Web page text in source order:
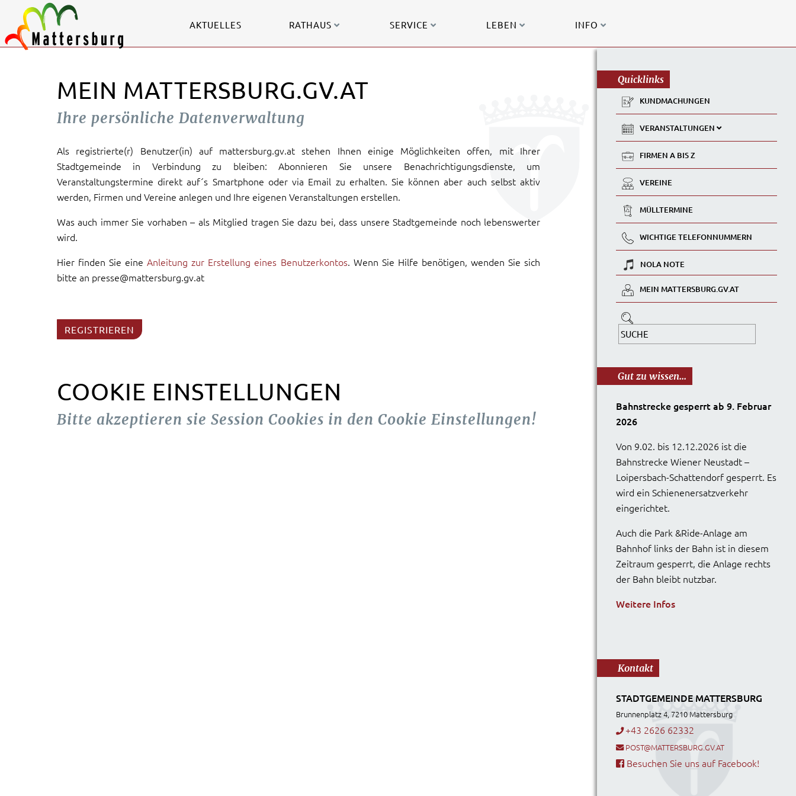
AKTUELLES RATHAUS SERVICE LEBEN INFO
MEIN MATTERSBURG.GV.AT
Ihre persönliche Datenverwaltung
Als registrierte(r) Benutzer(in) auf mattersburg.gv.at stehen Ihnen einige Möglichkeiten offen, mit Ihrer
Stadtgemeinde in Verbindung zu bleiben: Abonnieren Sie unsere Benachrichtigungsdienste, um
Veranstaltungstermine direkt auf´s Smartphone oder via Email zu erhalten. Sie können aber auch selbst aktiv
werden, Firmen und Vereine anlegen und Ihre eigenen Veranstaltungen erstellen.
Was auch immer Sie vorhaben – als Mitglied tragen Sie dazu bei, dass unsere Stadtgemeinde noch lebenswerter
wird.
Hier finden Sie eineAnleitung zur Erstellung eines Benutzerkontos. Wenn Sie Hilfe benötigen, wenden Sie sich
bitte an presse@mattersburg.gv.at
REGISTRIEREN
COOKIE EINSTELLUNGEN
Bitte akzeptieren sie Session Cookies in den Cookie Einstellungen!
Quicklinks
KUNDMACHUNGEN
VERANSTALTUNGEN
FIRMEN A BIS Z
VEREINE
MÜLLTERMINE
WICHTIGE TELEFONNUMMERN
NOLA NOTE
MEIN MATTERSBURG.GV.AT
Gut zu wissen...
Bahnstrecke gesperrt ab 9. Februar
2026
Von 9.02. bis 12.12.2026 ist die
Bahnstrecke Wiener Neustadt –
Loipersbach-Schattendorf gesperrt. Es
wird ein Schienenersatzverkehr
eingerichtet.
Auch die Park &Ride-Anlage am
Bahnhof links der Bahn ist in diesem
Zeitraum gesperrt, die Anlage rechts
der Bahn bleibt nutzbar.
Weitere Infos
Kontakt
STADTGEMEINDE MATTERSBURG
Brunnenplatz 4, 7210 Mattersburg
+43 2626 62332
POST@MATTERSBURG.GV.AT
Besuchen Sie uns auf Facebook!